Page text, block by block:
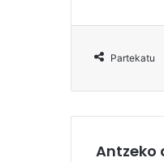
Partekatu
Antzeko